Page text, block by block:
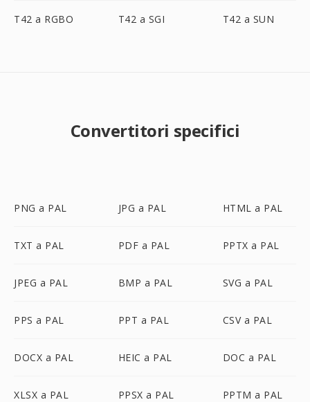
T42 a RGBO T42 a SGI T42 a SUN
Convertitori specifici
PNG a PAL JPG a PAL HTML a PAL
TXT a PAL PDF a PAL PPTX a PAL
JPEG a PAL BMP a PAL SVG a PAL
PPS a PAL PPT a PAL CSV a PAL
DOCX a PAL HEIC a PAL DOC a PAL
XLSX a PAL PPSX a PAL PPTM a PAL